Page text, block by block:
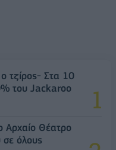
τζίρος- Στα 10
του Jackaroo
Αρχαίο Θέατρο
σε όλους